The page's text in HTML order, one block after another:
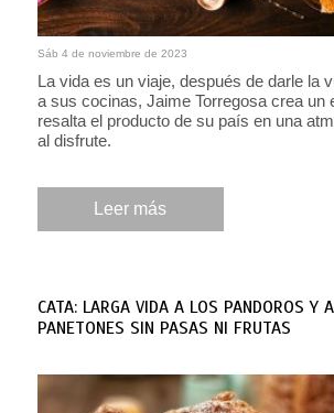
Sáb 4 de noviembre de 2023
La vida es un viaje, después de darle la
a sus cocinas, Jaime Torregosa crea un
resalta el producto de su país en una
al disfrute.
Leer más
CATA: LARGA VIDA A LOS PANDOROS Y
PANETONES SIN PASAS NI FRUTAS